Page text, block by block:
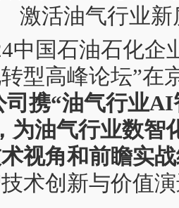
中国石油石化
型高峰论坛”在
司携“油气行业
为油气行业数智
视角和前瞻实
术创新与价值